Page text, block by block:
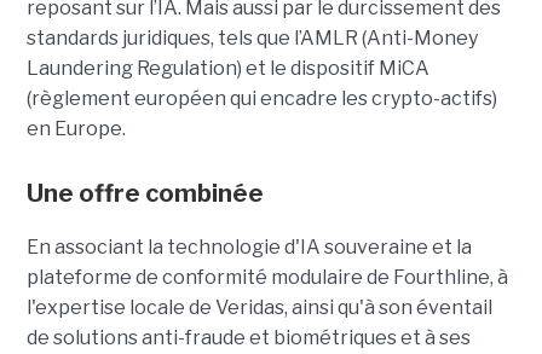
reposant sur l’IA. Mais aussi par le durcissement des
standards juridiques, tels que l’AMLR (Anti-Money
Laundering Regulation) et le dispositif MiCA
(règlement européen qui encadre les crypto-actifs)
en Europe.
Une offre combinée
En associant la technologie d'IA souveraine et la
plateforme de conformité modulaire de Fourthline, à
l'expertise locale de Veridas, ainsi qu'à son éventail
de solutions anti-fraude et biométriques et à ses